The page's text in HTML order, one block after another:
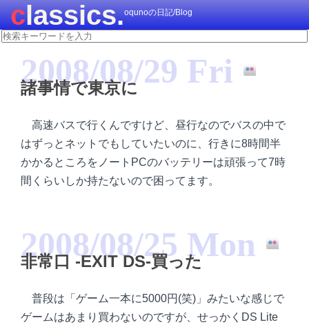
classics.oqunoの日記/Blog
2008/08/29 Fri
諸事情で東京に
高速バスで行くんですけど、昼行なのでバスの中で
はずっとネットでもしていたいのに、行きに8時間半
かかるところをノートPCのバッテリーは頑張って7時
間くらいしか持たないので困ってます。
2008/08/25 Mon
非常口 -EXIT DS-買った
普段は「ゲーム一本に5000円(笑)」みたいな感じで
ゲームはあまり買わないのですが、せっかくDS Lite